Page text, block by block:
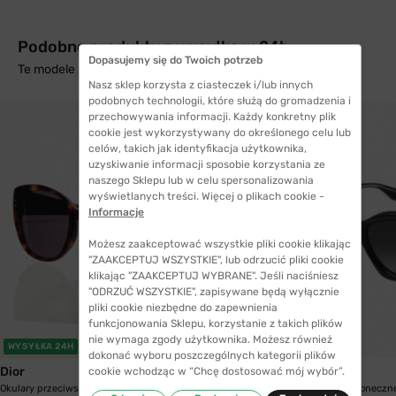
Podobne produkty z wysyłką w 24h
Te modele mogą Cię zainteresować
WYSYŁKA 24H
Dior
Okulary przeciwsłoneczne Dior LADY DIOR...
WYSYŁKA 24H
Marc Jacobs
Okulary
Dopasujemy się do Twoich potrzeb
Nasz sklep korzysta z ciasteczek i/lub innych
podobnych technologii, które służą do gromadzenia i
przechowywania informacji. Każdy konkretny plik
cookie jest wykorzystywany do określonego celu lub
celów, takich jak identyfikacja użytkownika,
uzyskiwanie informacji sposobie korzystania ze
naszego Sklepu lub w celu spersonalizowania
wyświetlanych treści. Więcej o plikach cookie -
Informacje
Możesz zaakceptować wszystkie pliki cookie klikając
"ZAAKCEPTUJ WSZYSTKIE", lub odrzucić pliki cookie
klikając "ZAAKCEPTUJ WYBRANE". Jeśli naciśniesz
"ODRZUĆ WSZYSTKIE", zapisywane będą wyłącznie
pliki cookie niezbędne do zapewnienia
funkcjonowania Sklepu, korzystanie z takich plików
nie wymaga zgody użytkownika. Możesz również
dokonać wyboru poszczególnych kategorii plików
cookie wchodząc w “Chcę dostosować mój wybór”.